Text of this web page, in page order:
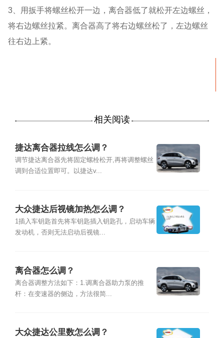
3、用扳手将螺丝松开一边，离合器低了就松开左边螺丝，
将右边螺丝拉紧。离合器高了将右边螺丝松了，左边螺丝
往右边上紧。
相关阅读
捷达离合器拉线怎么调？
调节捷达离合器先将固定螺栓松开,再将调整螺丝
调到合适位置即可。以捷达v...
大众捷达后视镜加热怎么调？
1插入车钥匙首先将车钥匙插入钥匙孔，启动车辆
发动机，否则无法启动后视镜...
离合器怎么调？
离合器调整方法如下：1.调离合器助力泵的推
杆：在变速器的侧边，方法很简...
大众捷达公里数怎么调？